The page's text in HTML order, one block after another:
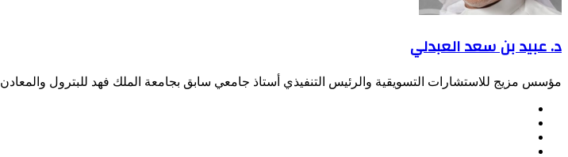
د. عبيد بن سعد العبدلي
مؤسس مزيج للاستشارات التسويقية والرئيس التنفيذي أستاذ جامعي سابق بجامعة الملك فهد للبترول والمعادن